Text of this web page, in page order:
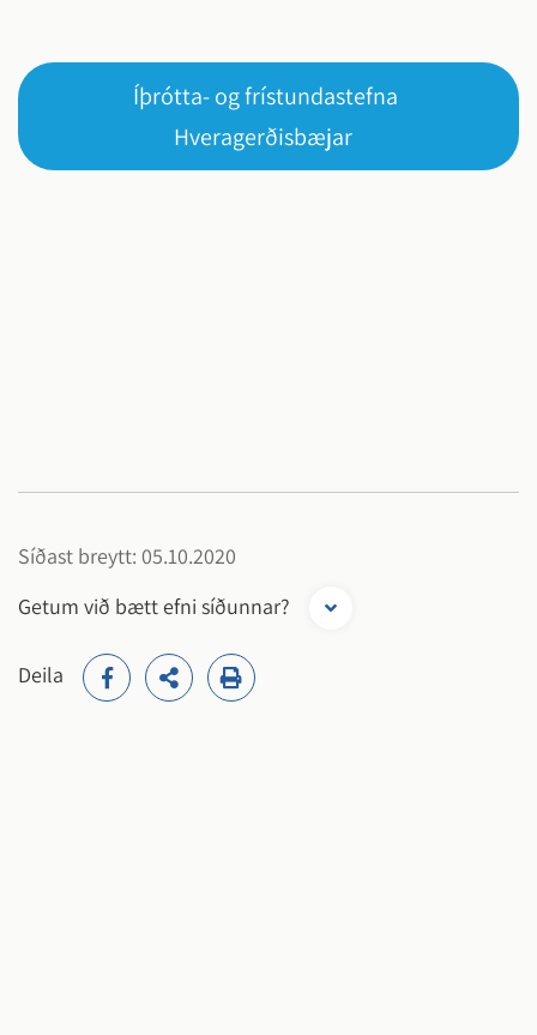
Íþrótta- og frístundastefna
Hveragerðisbæjar
Síðast breytt: 05.10.2020
Getum við bætt efni síðunnar?
Deila